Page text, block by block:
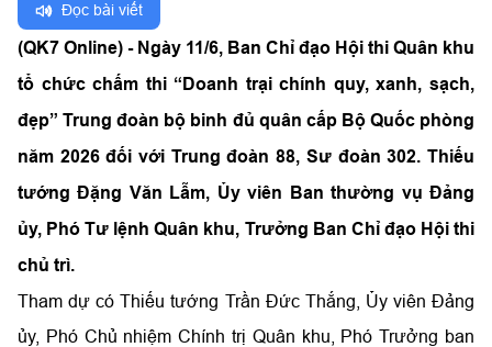
Đọc bài viết
(QK7 Online) - Ngày 11/6, Ban Chỉ đạo Hội thi Quân khu
tổ chức chấm thi “Doanh trại chính quy, xanh, sạch,
đẹp” Trung đoàn bộ binh đủ quân cấp Bộ Quốc phòng
năm 2026 đối với Trung đoàn 88, Sư đoàn 302. Thiếu
tướng Đặng Văn Lẫm, Ủy viên Ban thường vụ Đảng
ủy, Phó Tư lệnh Quân khu, Trưởng Ban Chỉ đạo Hội thi
chủ trì.
Tham dự có Thiếu tướng Trần Đức Thắng, Ủy viên Đảng
ủy, Phó Chủ nhiệm Chính trị Quân khu, Phó Trưởng ban